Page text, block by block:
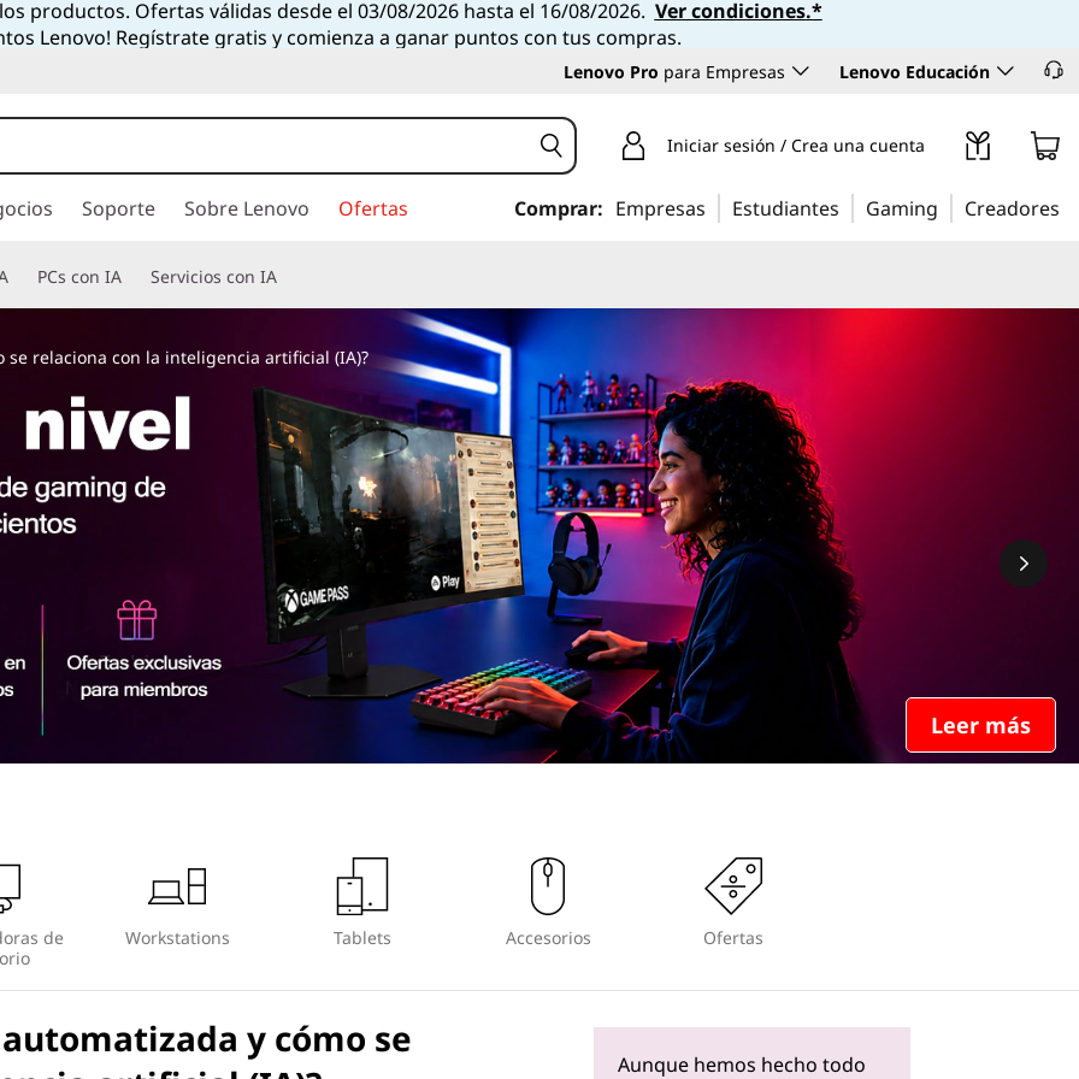
productos. Ofertas válidas desde el 03/08/2026 hasta el 16/08/2026. Ver condiciones.*
Lenovo! Regístrate gratis y comienza a ganar puntos con tus compras.
Lenovo Pro para Empresas Lenovo Educación
Iniciar sesión / Crea una cuenta
Soporte Sobre Lenovo Ofertas Comprar: Empresas Estudiantes Gaming Creadores
PCs con IA Servicios con IA
Leer más
relaciona con la inteligencia artificial (IA)?
de
Workstations Tablets Accesorios Ofertas
y cómo se
Aunque hemos hecho todo